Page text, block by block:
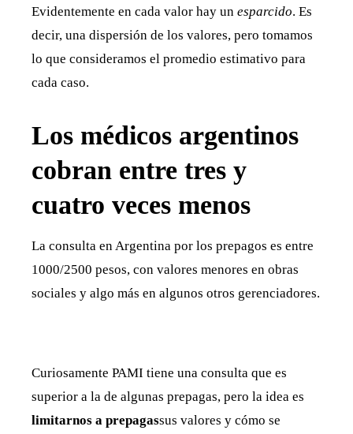
Evidentemente en cada valor hay un esparcido. Es
decir, una dispersión de los valores, pero tomamos
lo que consideramos el promedio estimativo para
cada caso.
Los médicos argentinos
cobran entre tres y
cuatro veces menos
La consulta en Argentina por los prepagos es entre
1000/2500 pesos, con valores menores en obras
sociales y algo más en algunos otros gerenciadores.
Curiosamente PAMI tiene una consulta que es
superior a la de algunas prepagas, pero la idea es
limitarnos a prepagassus valores y cómo se